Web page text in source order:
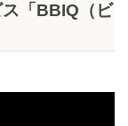
「BBIQ（ビ